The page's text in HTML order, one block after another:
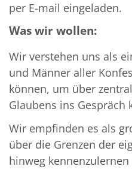
per E-mail eingeladen.
Was wir wollen:
Wir verstehen uns als
und Männer aller
können, um über
Glaubens ins Gespräch
Wir empfinden es als
über die Grenzen der
hinweg